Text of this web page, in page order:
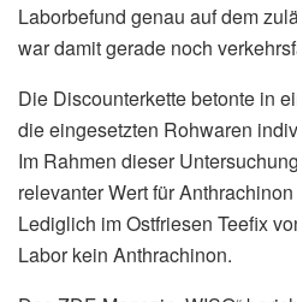
Laborbefund genau auf dem
war damit gerade noch
Die Discounterkette betonte in
die eingesetzten Rohwaren
Im Rahmen dieser
relevanter Wert für
Lediglich im Ostfriesen Teefix
Labor kein Anthrachinon.